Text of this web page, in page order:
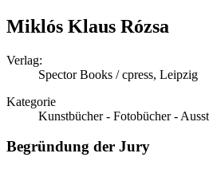
Miklós Klaus Rózsa
Verlag:
Spector Books / cpress, Leipzig
Kategorie
Kunstbücher - Fotobücher -
Begründung der Jury